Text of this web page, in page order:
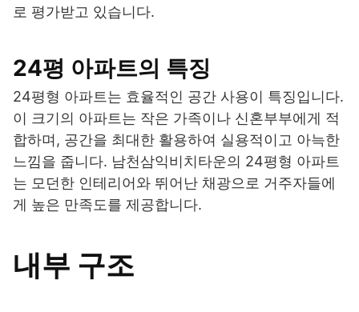
로 평가받고 있습니다.
24평 아파트의 특징
24평형 아파트는 효율적인 공간 사용이 특징입니다.
이 크기의 아파트는 작은 가족이나 신혼부부에게 적
합하며, 공간을 최대한 활용하여 실용적이고 아늑한
느낌을 줍니다. 남천삼익비치타운의 24평형 아파트
는 모던한 인테리어와 뛰어난 채광으로 거주자들에
게 높은 만족도를 제공합니다.
내부 구조